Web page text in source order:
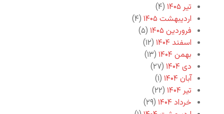
تیر ۱۴۰۵
(۴)
اردیبهشت ۱۴۰۵
(۴)
فروردین ۱۴۰۵
(۵)
اسفند ۱۴۰۴
(۱۲)
بهمن ۱۴۰۴
(۱۳)
دی ۱۴۰۴
(۲۷)
آبان ۱۴۰۴
(۱)
تیر ۱۴۰۴
(۲۲)
خرداد ۱۴۰۴
(۲۹)